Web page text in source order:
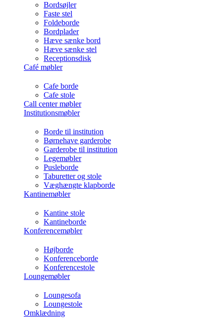
Bordsøjler
Faste stel
Foldeborde
Bordplader
Hæve sænke bord
Hæve sænke stel
Receptionsdisk
Café møbler
Cafe borde
Cafe stole
Call center møbler
Institutionsmøbler
Borde til institution
Børnehave garderobe
Garderobe til institution
Legemøbler
Pusleborde
Taburetter og stole
Væghængte klapborde
Kantinemøbler
Kantine stole
Kantineborde
Konferencemøbler
Højborde
Konferenceborde
Konferencestole
Loungemøbler
Loungesofa
Loungestole
Omklædning